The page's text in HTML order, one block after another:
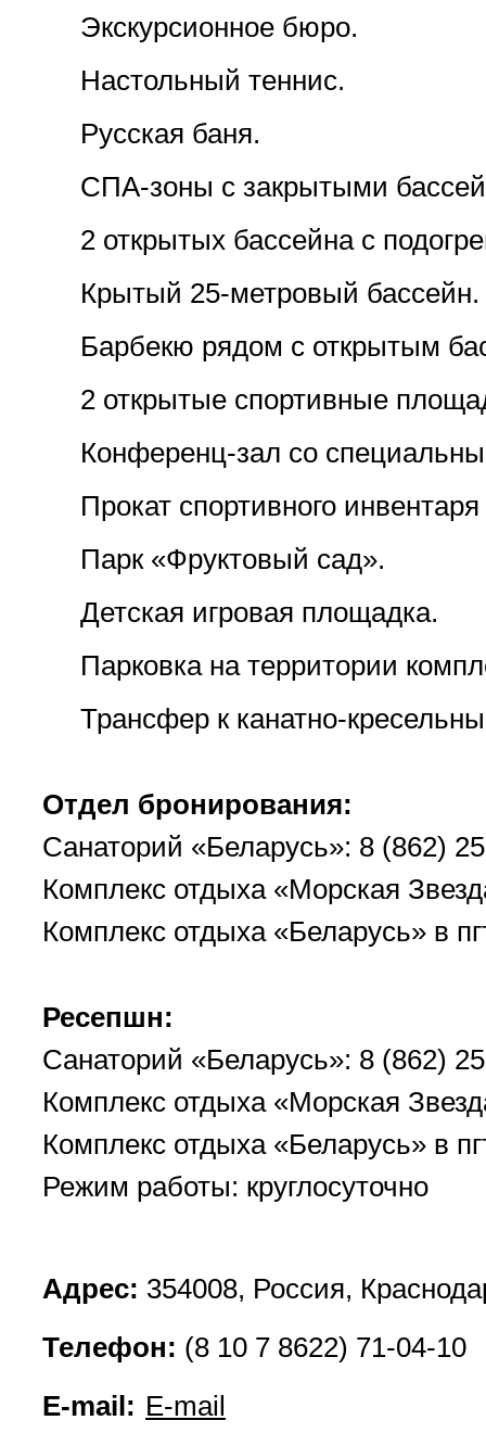
Экскурсионное бюро.
Настольный теннис.
Русская баня.
СПА-зоны с закрытыми
2 открытых бассейна с
Крытый 25-метровый бассейн.
Барбекю рядом с открытым
2 открытые спортивные
Конференц-зал со
Прокат спортивного
Парк «Фруктовый сад».
Детская игровая площадка.
Парковка на территории
Трансфер к канатно-
Отдел бронирования:
Санаторий «Беларусь»: 8 (862)
Комплекс отдыха «Морская
Комплекс отдыха «Беларусь» в
Ресепшн:
Санаторий «Беларусь»: 8 (862)
Комплекс отдыха «Морская
Комплекс отдыха «Беларусь» в
Режим работы: круглосуточно
Адрес: 354008, Россия,
Телефон: (8 10 7 8622) 71-04-10
E-mail: E-mail